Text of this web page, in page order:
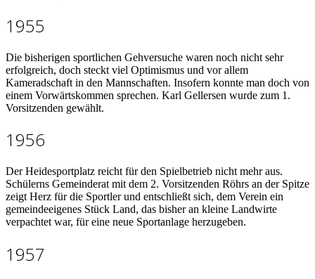
1955
Die bisherigen sportlichen Gehversuche waren noch nicht sehr
erfolgreich, doch steckt viel Optimismus und vor allem
Kameradschaft in den Mannschaften. Insofern konnte man doch von
einem Vorwärtskommen sprechen. Karl Gellersen wurde zum 1.
Vorsitzenden gewählt.
1956
Der Heidesportplatz reicht für den Spielbetrieb nicht mehr aus.
Schülerns Gemeinderat mit dem 2. Vorsitzenden Röhrs an der Spitze
zeigt Herz für die Sportler und entschließt sich, dem Verein ein
gemeindeeigenes Stück Land, das bisher an kleine Landwirte
verpachtet war, für eine neue Sportanlage herzugeben.
1957